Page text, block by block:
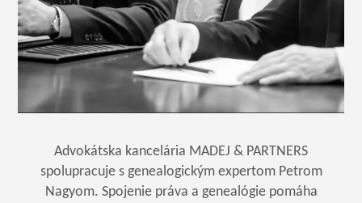
Advokátska kancelária MADEJ & PARTNERS
spolupracuje s genealogickým expertom Petrom
Nagyom. Spojenie práva a genealógie pomáha